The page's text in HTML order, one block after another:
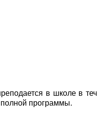
в школе в
программы.